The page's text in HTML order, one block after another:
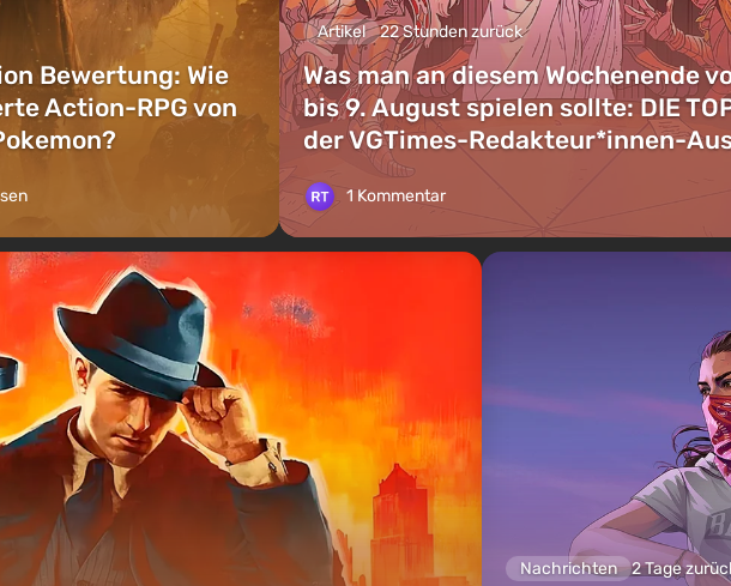
Bewertung: Wie
Action-RPG von
Artikel 22 Stunden zurück
Was man an diesem Wochenende
bis 9. August spielen sollte: DIE
der VGTimes-Redakteur*innen-
1 Kommentar
Nachrichten 2 Tage